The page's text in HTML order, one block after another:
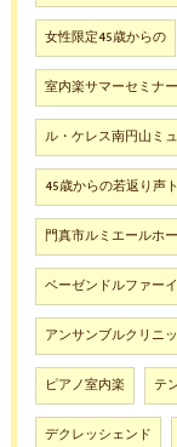
女性限定45歳からの
室内楽サマーセミナ
ル・ケレス南円山ミ
45歳からの若返り声
門真市ルミエールホ
ベーゼンドルファー
アンサンブルクリニ
ピアノ室内楽 テ
デクレッシェンド